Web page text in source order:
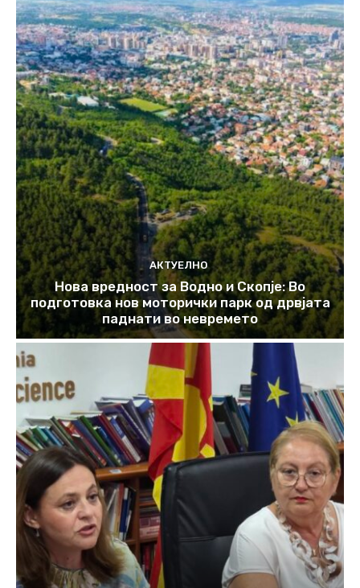
АКТУЕЛНО
Нова вредност за Водно и Скопје: Во
подготовка нов моторички парк од дрвјата
паднати во невремето